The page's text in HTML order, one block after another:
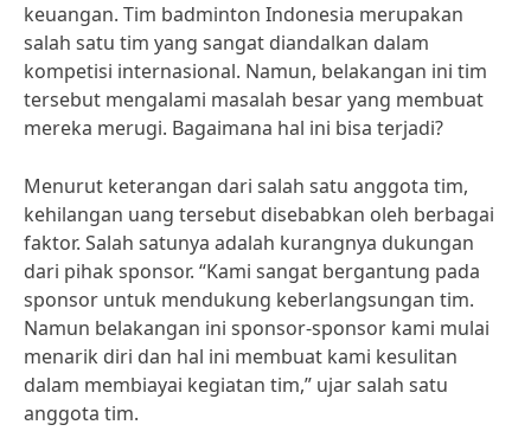
keuangan. Tim badminton Indonesia merupakan
salah satu tim yang sangat diandalkan dalam
kompetisi internasional. Namun, belakangan ini tim
tersebut mengalami masalah besar yang membuat
mereka merugi. Bagaimana hal ini bisa terjadi?
Menurut keterangan dari salah satu anggota tim,
kehilangan uang tersebut disebabkan oleh berbagai
faktor. Salah satunya adalah kurangnya dukungan
dari pihak sponsor. “Kami sangat bergantung pada
sponsor untuk mendukung keberlangsungan tim.
Namun belakangan ini sponsor-sponsor kami mulai
menarik diri dan hal ini membuat kami kesulitan
dalam membiayai kegiatan tim,” ujar salah satu
anggota tim.